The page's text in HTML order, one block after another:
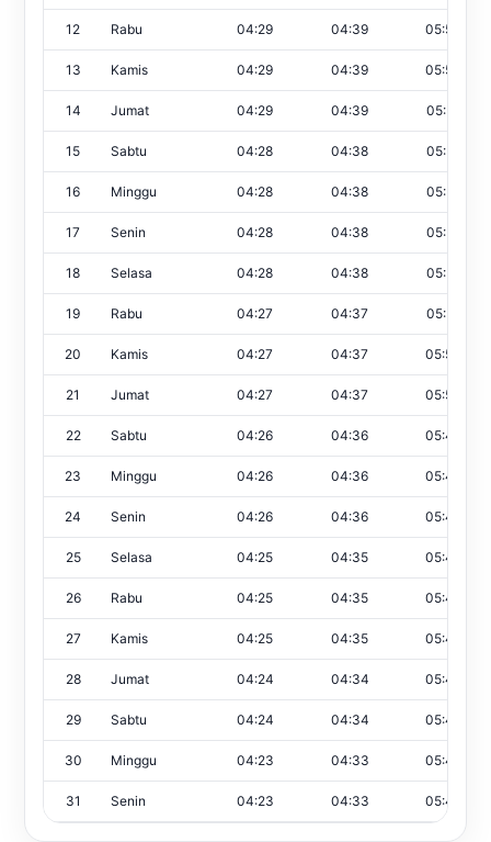
12 Rabu 04:29 04:39 05:53
13 Kamis 04:29 04:39 05:53
14 Jumat 04:29 04:39 05:52
15 Sabtu 04:28 04:38 05:52
16 Minggu 04:28 04:38 05:52
17 Senin 04:28 04:38 05:51
18 Selasa 04:28 04:38 05:51
19 Rabu 04:27 04:37 05:51
20 Kamis 04:27 04:37 05:50
21 Jumat 04:27 04:37 05:50
22 Sabtu 04:26 04:36 05:49
23 Minggu 04:26 04:36 05:49
24 Senin 04:26 04:36 05:48
25 Selasa 04:25 04:35 05:48
26 Rabu 04:25 04:35 05:48
27 Kamis 04:25 04:35 05:47
28 Jumat 04:24 04:34 05:47
29 Sabtu 04:24 04:34 05:46
30 Minggu 04:23 04:33 05:46
31 Senin 04:23 04:33 05:45